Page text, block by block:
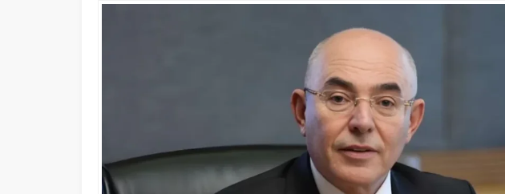
Adalet Bakanı Akın Gürlek: “Terörsüz Türkiye 86